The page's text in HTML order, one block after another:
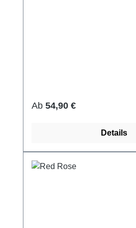
Regulärer Preis:
Ab 54,90 €
Details